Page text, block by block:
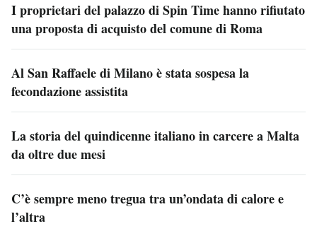
I proprietari del palazzo di Spin Time hanno rifiutato
una proposta di acquisto del comune di Roma
Al San Raffaele di Milano è stata sospesa la
fecondazione assistita
La storia del quindicenne italiano in carcere a Malta
da oltre due mesi
C’è sempre meno tregua tra un’ondata di calore e
l’altra